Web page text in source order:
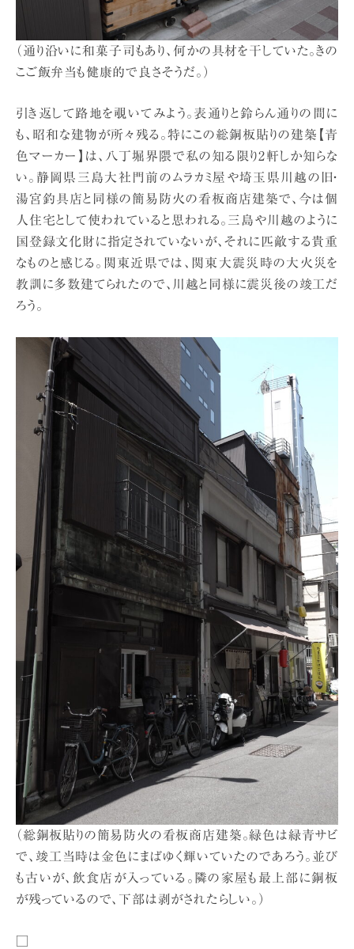
（通り沿いに和菓子司もあり、何かの具材を干していた。きの
こご飯弁当も健康的で良さそうだ。）
引き返して路地を覗いてみよう。表通りと鈴らん通りの間に
も、昭和な建物が所々残る。特にこの総銅板貼りの建築【青
色マーカー】は、八丁堀界隈で私の知る限り2軒しか知らな
い。静岡県三島大社門前のムラカミ屋や埼玉県川越の旧・
湯宮釣具店と同様の簡易防火の看板商店建築で、今は個
人住宅として使われていると思われる。三島や川越のように
国登録文化財に指定されていないが、それに匹敵する貴重
なものと感じる。関東近県では、関東大震災時の大火災を
教訓に多数建てられたので、川越と同様に震災後の竣工だ
ろう。
（総銅板貼りの簡易防火の看板商店建築。緑色は緑青サビ
で、竣工当時は金色にまばゆく輝いていたのであろう。並び
も古いが、飲食店が入っている。隣の家屋も最上部に銅板
が残っているので、下部は剥がされたらしい。）